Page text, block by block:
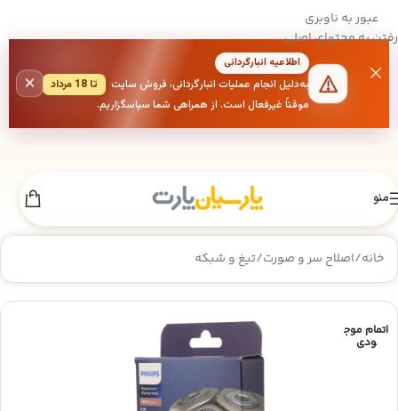
عبور به ناوبری
رفتن به محتوای اصلی
اطلاعیه انبارگردانی
به‌دلیل انجام عملیات انبارگردانی، فروش سایت
تا 18 مرداد
موقتاً غیرفعال است. از همراهی شما سپاسگزاریم.
×
منو
خانه/اصلاح سر و صورت/تیغ و شبکه
اتمام موج
ودی